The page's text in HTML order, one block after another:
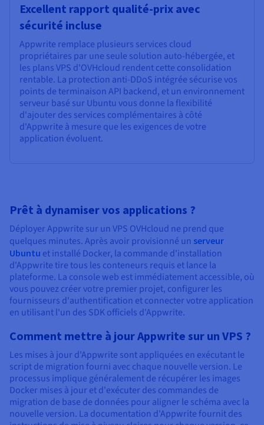
Excellent rapport qualité-prix avec
sécurité incluse
Appwrite remplace plusieurs services cloud
propriétaires par une seule solution auto-hébergée, et
les plans VPS d'OVHcloud rendent cette consolidation
rentable. La protection anti-DDoS intégrée sécurise vos
points de terminaison API backend, et un environnement
serveur basé sur Ubuntu vous donne la flexibilité
d'ajouter des services complémentaires à côté
d'Appwrite à mesure que les exigences de votre
application évoluent.
Prêt à dynamiser vos applications ?
Déployer Appwrite sur un VPS OVHcloud ne prend que
quelques minutes. Après avoir provisionné un serveur
Ubuntu et installé Docker, la commande d'installation
d'Appwrite tire tous les conteneurs requis et lance la
plateforme. La console web est immédiatement accessible, où
vous pouvez créer votre premier projet, configurer les
fournisseurs d'authentification et connecter votre application
en utilisant l'un des SDK officiels d'Appwrite.
Comment mettre à jour Appwrite sur un VPS ?
Les mises à jour d'Appwrite sont appliquées en exécutant le
script de migration fourni avec chaque nouvelle version. Le
processus implique généralement de récupérer les images
Docker mises à jour et d'exécuter des commandes de
migration de base de données pour aligner le schéma avec la
nouvelle version. La documentation d'Appwrite fournit des